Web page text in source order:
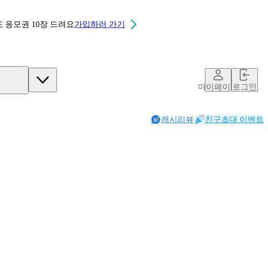
응모권 10장 드려요가입하러 가기
마이페이지로그인
캐시리뷰 친구초대 이벤트